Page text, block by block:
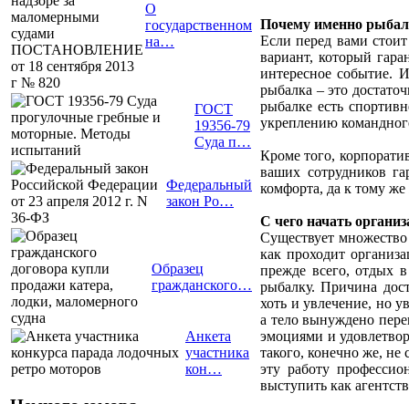
О
государственном
на…
ГОСТ
19356-79
Суда п…
Федеральный
закон Ро…
Образец
гражданского…
Анкета
участника
кон…
Почему именно
Если перед вами
вариант, который
интересное событие.
рыбалка – это
рыбалке есть
укреплению
Кроме того,
ваших сотрудников
комфорта, да к тому
С чего начать
Существует
как проходит
прежде всего, отдых
рыбалку. Причина
хоть и увлечение, но
а тело вынуждено
эмоциями и
такого, конечно же, не
эту работу
выступить как